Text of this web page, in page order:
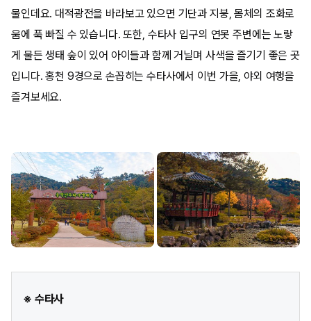
물인데요. 대적광전을 바라보고 있으면 기단과 지붕, 몸체의 조화로
움에 푹 빠질 수 있습니다. 또한, 수타사 입구의 연못 주변에는 노랗
게 물든 생태 숲이 있어 아이들과 함께 거닐며 사색을 즐기기 좋은 곳
입니다. 홍천 9경으로 손꼽히는 수타사에서 이번 가을, 야외 여행을
즐겨보세요.
※ 수타사